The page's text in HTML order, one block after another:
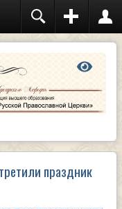
праздник